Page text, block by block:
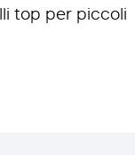
top per piccoli